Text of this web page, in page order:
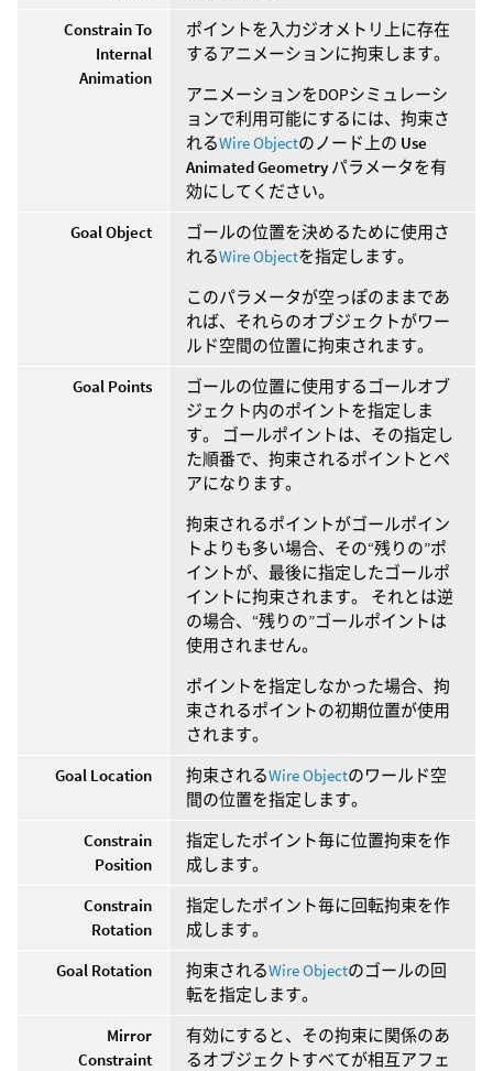
Constrain To
Internal
Animation
ポイントを入力ジオメトリ上に存在
するアニメーションに拘束します。
アニメーションをDOPシミュレーシ
ョンで利用可能にするには、拘束さ
れるWire Objectのノード上の Use
Animated Geometry パラメータを有
効にしてください。
Goal Object
ゴールの位置を決めるために使用さ
れるWire Objectを指定します。
このパラメータが空っぽのままであ
れば、それらのオブジェクトがワー
ルド空間の位置に拘束されます。
Goal Points
ゴールの位置に使用するゴールオブ
ジェクト内のポイントを指定しま
す。 ゴールポイントは、その指定し
た順番で、拘束されるポイントとペ
アになります。
拘束されるポイントがゴールポイン
トよりも多い場合、その“残りの”ポ
イントが、最後に指定したゴールポ
イントに拘束されます。 それとは逆
の場合、“残りの”ゴールポイントは
使用されません。
ポイントを指定しなかった場合、拘
束されるポイントの初期位置が使用
されます。
Goal Location
拘束されるWire Objectのワールド空
間の位置を指定します。
Constrain
Position
指定したポイント毎に位置拘束を作
成します。
Constrain
Rotation
指定したポイント毎に回転拘束を作
成します。
Goal Rotation
拘束されるWire Objectのゴールの回
転を指定します。
Mirror
Constraint
有効にすると、その拘束に関係のあ
るオブジェクトすべてが相互アフェ